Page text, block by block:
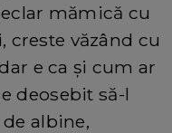
mămică cu
creste văzând cu
e ca și cum ar
deosebit să-l
albine,